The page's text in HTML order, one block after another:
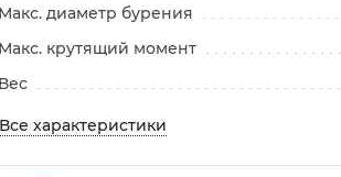
Макс. диаметр бурения
Макс. крутящий момент
Вес
Все характеристики